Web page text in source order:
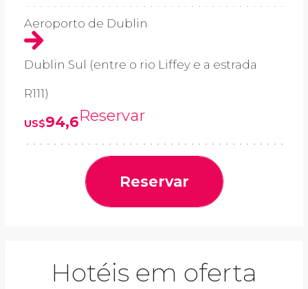
Aeroporto de Dublin
Dublin Sul (entre o rio Liffey e a estrada
R111)
US$94,6Reservar
Reservar
Hotéis em oferta